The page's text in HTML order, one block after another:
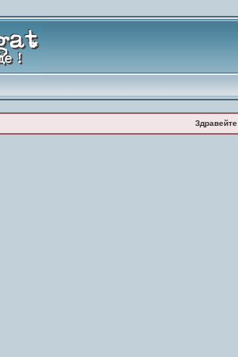
Здравейте